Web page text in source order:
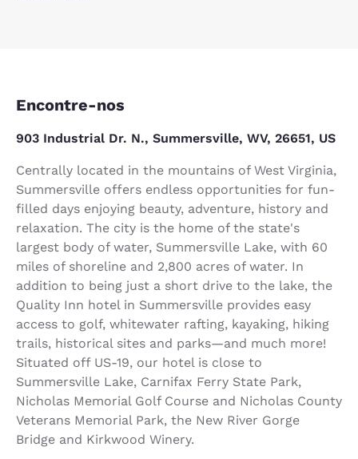
Encontre-nos
903 Industrial Dr. N., Summersville, WV, 26651, US
Centrally located in the mountains of West Virginia,
Summersville offers endless opportunities for fun-
filled days enjoying beauty, adventure, history and
relaxation. The city is the home of the state's
largest body of water, Summersville Lake, with 60
miles of shoreline and 2,800 acres of water. In
addition to being just a short drive to the lake, the
Quality Inn hotel in Summersville provides easy
access to golf, whitewater rafting, kayaking, hiking
trails, historical sites and parks—and much more!
Situated off US-19, our hotel is close to
Summersville Lake, Carnifax Ferry State Park,
Nicholas Memorial Golf Course and Nicholas County
Veterans Memorial Park, the New River Gorge
Bridge and Kirkwood Winery.